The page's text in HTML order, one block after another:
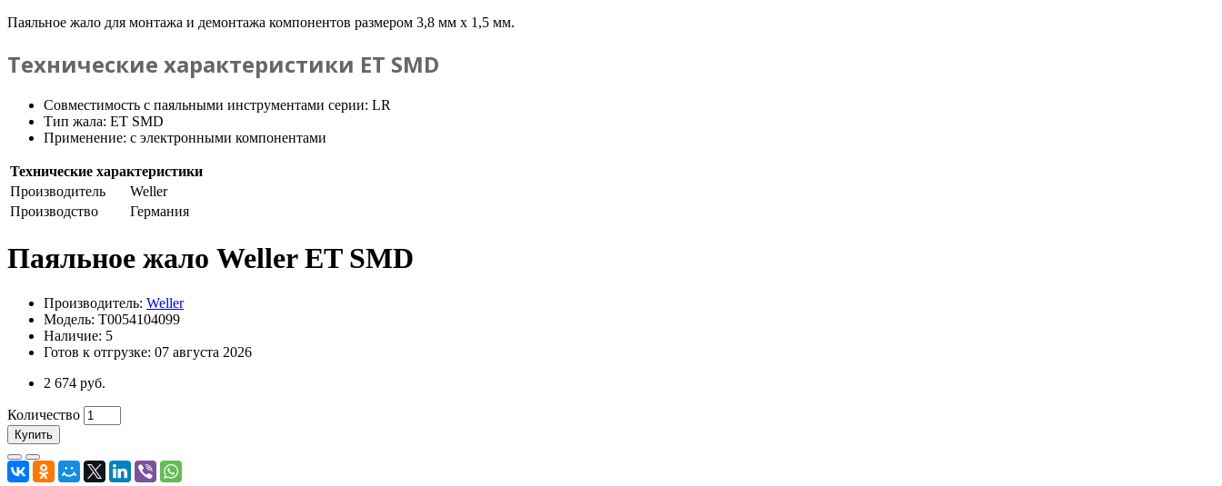
Паяльное жало для монтажа и демонтажа компонентов размером 3,8 мм x 1,5 мм.
Технические характеристики ET SMD
Совместимость с паяльными инструментами серии: LR
Тип жала: ET SMD
Применение: с электронными компонентами
Технические характеристики
Производитель
Weller
Производство
Германия
Паяльное жало Weller ET SMD
Производитель: Weller
Модель: T0054104099
Наличие: 5
Готов к отгрузке: 07 августа 2026
2 674 руб.
Количество
Купить